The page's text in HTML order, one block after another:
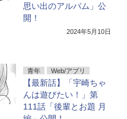
思い出のアルバム」公
開！
2024年5月10日
青年 Web/アプリ
【最新話】「宇崎ちゃ
んは遊びたい！」第
111話「後輩とお題 月